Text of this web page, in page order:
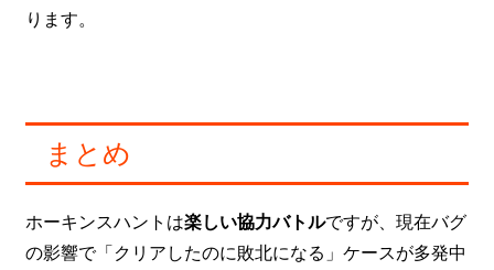
ります。
まとめ
ホーキンスハントは楽しい協力バトルですが、現在バグ
の影響で「クリアしたのに敗北になる」ケースが多発中